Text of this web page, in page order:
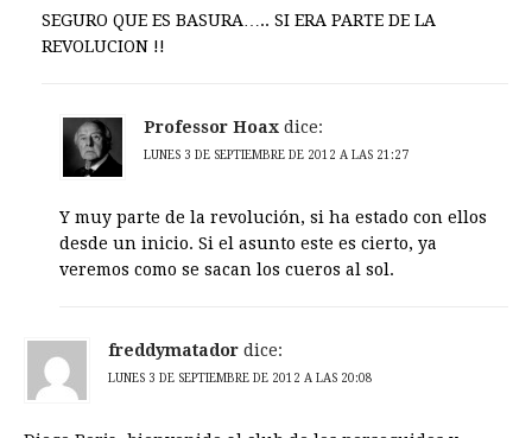
SEGURO QUE ES BASURA….. SI ERA PARTE DE LA
REVOLUCION !!
Professor Hoax dice:
LUNES 3 DE SEPTIEMBRE DE 2012 A LAS 21:27
Y muy parte de la revolución, si ha estado con ellos
desde un inicio. Si el asunto este es cierto, ya
veremos como se sacan los cueros al sol.
freddymatador dice:
LUNES 3 DE SEPTIEMBRE DE 2012 A LAS 20:08